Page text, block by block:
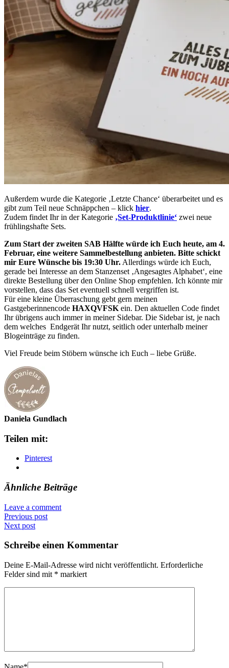
Außerdem wurde die Kategorie ‚Letzte Chance‘ überarbeitet und es
gibt zum Teil neue Schnäppchen – klick hier.
Zudem findet Ihr in der Kategorie ‚Set-Produktlinie‘ zwei neue
frühlingshafte Sets.
Zum Start der zweiten SAB Hälfte würde ich Euch heute, am 4.
Februar, eine weitere Sammelbestellung anbieten. Bitte schickt
mir Eure Wünsche bis 19:30 Uhr. Allerdings würde ich Euch,
gerade bei Interesse an dem Stanzenset ‚Angesagtes Alphabet‘, eine
direkte Bestellung über den Online Shop empfehlen. Ich könnte mir
vorstellen, dass das Set eventuell schnell vergriffen ist.
Für eine kleine Überraschung gebt gern meinen
Gastgeberinnencode HAXQVFSK ein. Den aktuellen Code findet
Ihr übrigens auch immer in meiner Sidebar. Die Sidebar ist, je nach
dem welches Endgerät Ihr nutzt, seitlich oder unterhalb meiner
Blogeinträge zu finden.
Viel Freude beim Stöbern wünsche ich Euch – liebe Grüße.
Daniela Gundlach
Teilen mit:
Pinterest
Ähnliche Beiträge
Leave a comment
Previous post
Next post
Schreibe einen Kommentar
Deine E-Mail-Adresse wird nicht veröffentlicht. Erforderliche
Felder sind mit * markiert